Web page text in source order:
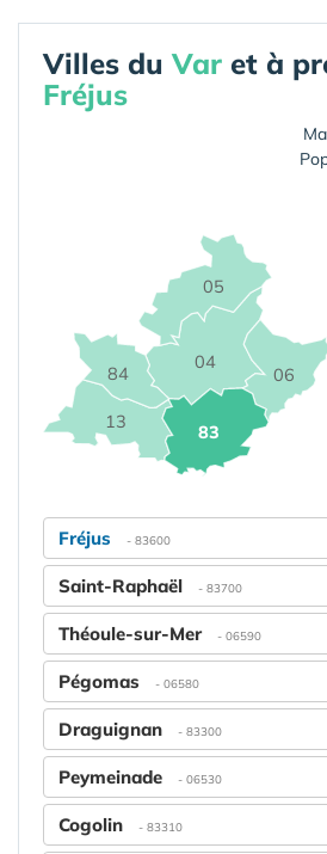
Villes duVar et à
Fréjus
04
05
06
13 83
84
Fréjus - 83600
Saint-Raphaël - 83700
Théoule-sur-Mer - 06590
Pégomas - 06580
Draguignan - 83300
Peymeinade - 06530
Cogolin - 83310